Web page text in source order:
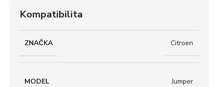
Kompatibilita
ZNAČKA Citroen
MODEL Jumper